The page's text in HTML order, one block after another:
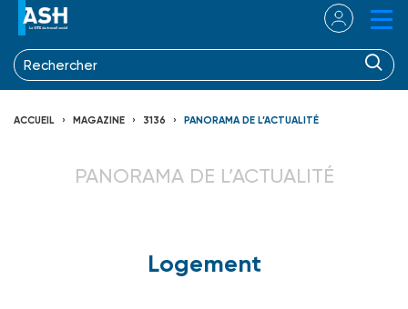
ACCUEIL MAGAZINE 3136 PANORAMA DE L’ACTUALITÉ
PANORAMA DE L’ACTUALITÉ
Logement